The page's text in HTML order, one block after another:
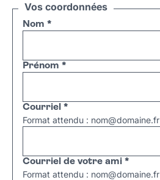
Vos coordonnées
Nom *
Prénom *
Courriel *
Format attendu : nom@domaine.fr
Courriel de votre ami *
Format attendu : nom@domaine.fr